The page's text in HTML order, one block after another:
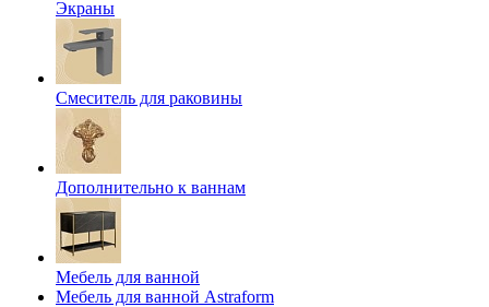
Экраны
Смеситель для раковины
Дополнительно к ваннам
Мебель для ванной
Мебель для ванной Astraform